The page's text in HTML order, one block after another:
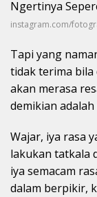
instagram.com/
Tapi yang
tidak terima
akan merasa
demikian
Wajar, iya rasa
lakukan tatkala
iya semacam
dalam berpikir,